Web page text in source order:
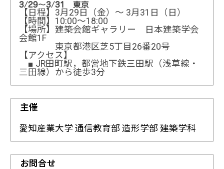
3/29～3/31 東京
【日程】3月29日（金）～ 3月31日（日）
【時間】10:00～18:00
【場所】建築会館ギャラリー 日本建築学会
会館1F
東京都港区芝5丁目26番20号
【アクセス】
■ JR田町駅，都営地下鉄三田駅（浅草線・
三田線）から徒歩3分
主催
愛知産業大学 通信教育部 造形学部 建築学科
お問合せ